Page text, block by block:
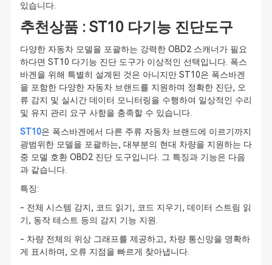
있습니다.
추천상품 : ST10 다기능 진단도구
다양한 자동차 모델을 포괄하는 강력한 OBD2 스캐너가 필요
하다면 ST10 다기능 진단 도구가 이상적인 선택입니다. 폭스
바겐을 위해 특별히 설계된 것은 아니지만 ST10은 폭스바겐
을 포함한 다양한 자동차 브랜드를 지원하며 정확한 진단, 오
류 감지 및 실시간 데이터 모니터링을 수행하여 일상적인 수리
및 유지 관리 요구 사항을 충족할 수 있습니다.
ST10은 폭스바겐에서 다른 주류 자동차 브랜드에 이르기까지
광범위한 모델을 포괄하는, 대부분의 현대 차량을 지원하는 다
중 모델 호환 OBD2 진단 도구입니다. 그 특징과 기능은 다음
과 같습니다.
특징:
- 전체 시스템 감지, 코드 읽기, 코드 지우기, 데이터 스트림 읽
기, 동작 테스트 등의 감지 기능 지원.
- 차량 전체의 위상 그래프를 제공하고, 차량 통신망을 명확하
게 표시하며, 오류 지점을 빠르게 찾아냅니다.